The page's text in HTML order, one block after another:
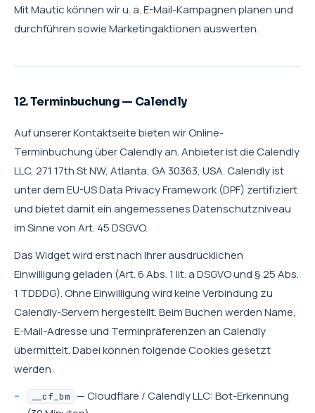
Mit Mautic können wir u. a. E-Mail-Kampagnen planen und
durchführen sowie Marketingaktionen auswerten.
12. Terminbuchung — Calendly
Auf unserer Kontaktseite bieten wir Online-
Terminbuchung über Calendly an. Anbieter ist die Calendly
LLC, 271 17th St NW, Atlanta, GA 30363, USA. Calendly ist
unter dem EU-US Data Privacy Framework (DPF) zertifiziert
und bietet damit ein angemessenes Datenschutzniveau
im Sinne von Art. 45 DSGVO.
Das Widget wird erst nach Ihrer ausdrücklichen
Einwilligung geladen (Art. 6 Abs. 1 lit. a DSGVO und § 25 Abs.
1 TDDDG). Ohne Einwilligung wird keine Verbindung zu
Calendly-Servern hergestellt. Beim Buchen werden Name,
E-Mail-Adresse und Terminpräferenzen an Calendly
übermittelt. Dabei können folgende Cookies gesetzt
werden:
__cf_bm
— Cloudflare / Calendly LLC: Bot-Erkennung